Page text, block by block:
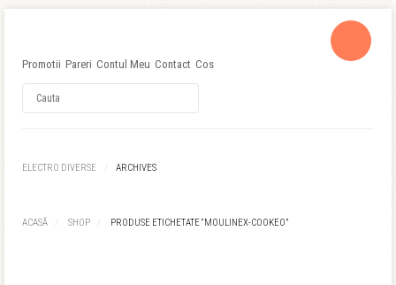
Promotii Pareri Contul Meu Contact Cos
ELECTRO DIVERSE ARCHIVES
ACASĂ SHOP PRODUSE ETICHETATE “MOULINEX-COOKEO”
Username